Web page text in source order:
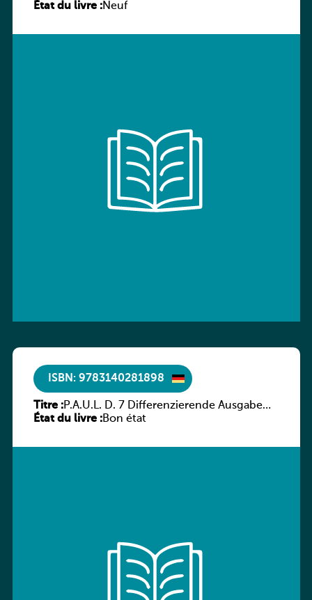
Culture and Literature Companion
État du livre :Neuf
ISBN: 9783140281898
Titre :P.A.U.L. D. 7 Differenzierende Ausgabe
Luxemburg – Arbeitsheft
État du livre :Bon état